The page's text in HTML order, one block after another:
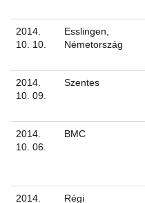
2014.
10. 10.
Esslingen,
Németország
2014.
10. 09.
Szentes
2014.
10. 06.
BMC
2014.
Régi